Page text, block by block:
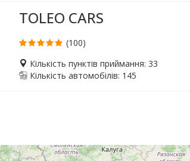
TOLEO CARS
(100)
Кількість пунктів приймання: 33
Кількість автомобілів: 145